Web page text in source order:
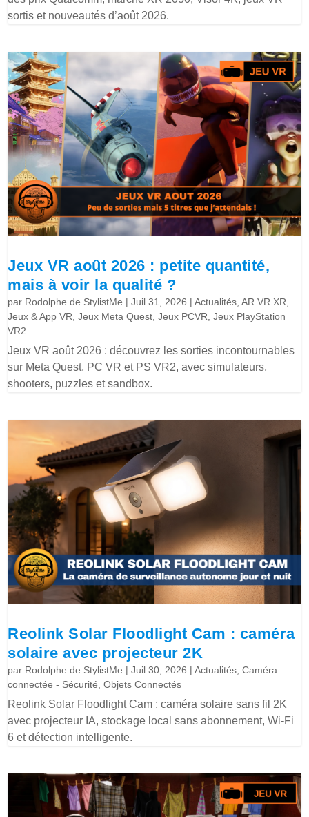
sortis et nouveautés d’août 2026.
Jeux VR août 2026 : petite quantité,
mais à voir la qualité ?
par Rodolphe de StylistMe |Juil 31, 2026 |Actualités,AR VR XR,
Jeux & App VR,Jeux Meta Quest,Jeux PCVR,Jeux PlayStation
VR2
Jeux VR août 2026 : découvrez les sorties incontournables
sur Meta Quest, PC VR et PS VR2, avec simulateurs,
shooters, puzzles et sandbox.
Reolink Solar Floodlight Cam : caméra
solaire avec projecteur 2K
par Rodolphe de StylistMe |Juil 30, 2026 |Actualités,Caméra
connectée - Sécurité,Objets Connectés
Reolink Solar Floodlight Cam : caméra solaire sans fil 2K
avec projecteur IA, stockage local sans abonnement, Wi-Fi
6 et détection intelligente.